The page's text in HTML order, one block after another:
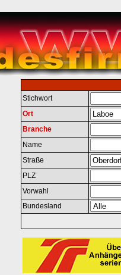
Stichwort
Ort
Branche
Name
Straße
PLZ
Vorwahl
Bundesland